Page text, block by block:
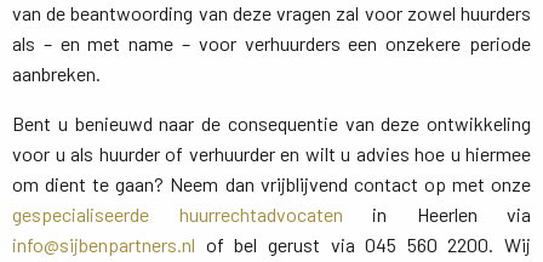
van de beantwoording van deze vragen zal voor zowel huurders
als – en met name – voor verhuurders een onzekere periode
aanbreken.
Bent u benieuwd naar de consequentie van deze ontwikkeling
voor u als huurder of verhuurder en wilt u advies hoe u hiermee
om dient te gaan? Neem dan vrijblijvend contact op met onze
gespecialiseerde huurrechtadvocaten in Heerlen via
info@sijbenpartners.nl of bel gerust via 045 560 2200. Wij